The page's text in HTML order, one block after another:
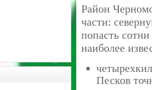
Район
части:
попасть
наиболее
Песков